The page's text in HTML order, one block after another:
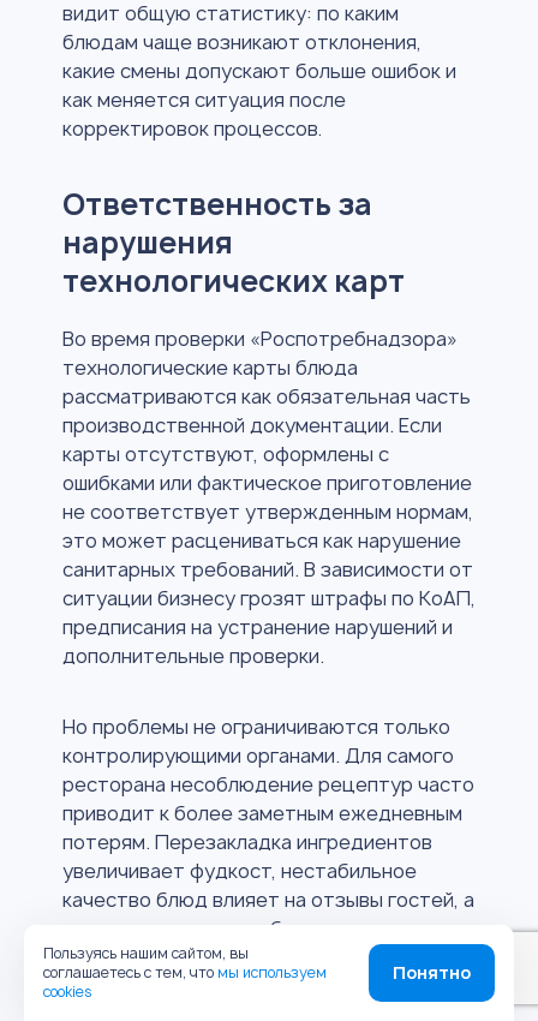
видит общую статистику: по каким
блюдам чаще возникают отклонения,
какие смены допускают больше ошибок и
как меняется ситуация после
корректировок процессов.
Ответственность за
нарушения
технологических карт
Во время проверки «Роспотребнадзора»
технологические карты блюда
рассматриваются как обязательная часть
производственной документации. Если
карты отсутствуют, оформлены с
ошибками или фактическое приготовление
не соответствует утвержденным нормам,
это может расцениваться как нарушение
санитарных требований. В зависимости от
ситуации бизнесу грозят штрафы по КоАП,
предписания на устранение нарушений и
дополнительные проверки.
Но проблемы не ограничиваются только
контролирующими органами. Для самого
ресторана несоблюдение рецептур часто
приводит к более заметным ежедневным
потерям. Перезакладка ингредиентов
увеличивает фудкост, нестабильное
качество блюд влияет на отзывы гостей, а
разные стандарты работы между сменами
мешают масштабировать сеть и
открывать новые точки без потери
Пользуясь нашим сайтом, вы
соглашаетесь с тем, что мы используем
cookies
Понятно